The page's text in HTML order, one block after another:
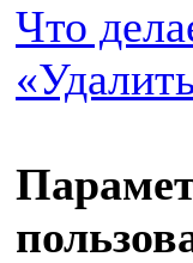
Что